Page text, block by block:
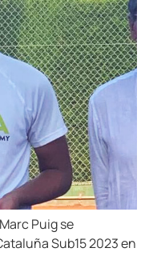
Puig se
Sub15 2023 en